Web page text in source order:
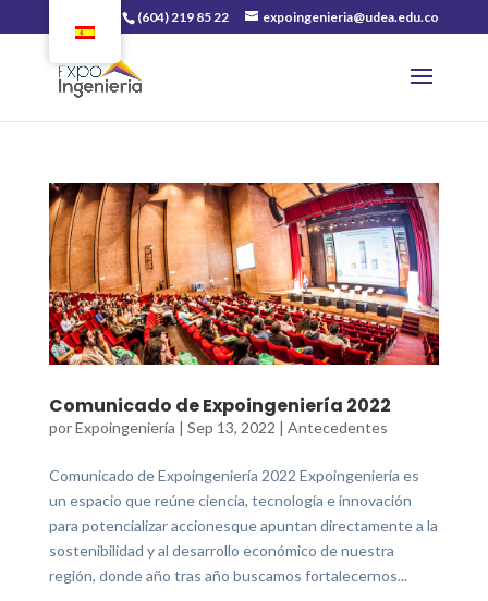
(604) 219 85 22 expoingenieria@udea.edu.co
Comunicado de Expoingeniería 2022
porExpoingeniería | Sep 13, 2022 | Antecedentes
Comunicado de Expoingeniería 2022 Expoingeniería es
un espacio que reúne ciencia, tecnología e innovación
para potencializar accionesque apuntan directamente a la
sostenibilidad y al desarrollo económico de nuestra
región, donde año tras año buscamos fortalecernos...